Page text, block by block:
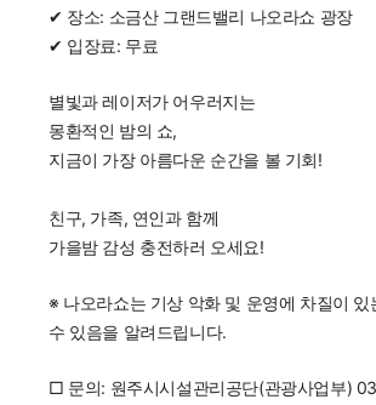
✔ 장소: 소금산 그랜드밸리 나오라쇼 광장
✔ 입장료: 무료
별빛과 레이저가 어우러지는
몽환적인 밤의 쇼,
지금이 가장 아름다운 순간을 볼 기회!
친구, 가족, 연인과 함께
가을밤 감성 충전하러 오세요!
※ 나오라쇼는 기상 악화 및 운영에 차질이 있
수 있음을 알려드립니다.
□ 문의: 원주시시설관리공단(관광사업부)